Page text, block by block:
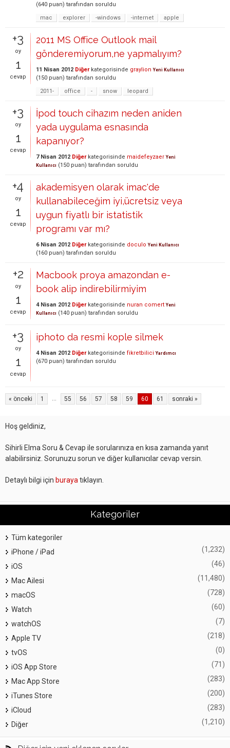
(640 puan) tarafından soruldu
mac
explorer -windows -internet apple
+3
oy
1
cevap
2011 MS Office Outlook mail
gönderemiyorum,ne yapmalıyım?
11 Nisan 2012 Diğerkategorisinde graylion Yeni Kullanıcı
(150 puan) tarafından soruldu
2011-
office - snow leopard
+3
oy
1
cevap
İpod touch cihazım neden aniden
yada uygulama esnasında
kapanıyor?
7 Nisan 2012 Diğerkategorisinde maidefeyzaer Yeni
Kullanıcı (150 puan) tarafından soruldu
+4
oy
1
cevap
akademisyen olarak imac'de
kullanabileceğim iyi,ücretsiz veya
uygun fiyatlı bir istatistik
programı var mı?
6 Nisan 2012 Diğerkategorisinde doculo Yeni Kullanıcı
(160 puan) tarafından soruldu
+2
oy
1
cevap
Macbook proya amazondan e-
book alip indirebilirmiyim
4 Nisan 2012 Diğerkategorisinde nuran comert Yeni
Kullanıcı (140 puan) tarafından soruldu
+3
oy
1
cevap
iphoto da resmi kople silmek
4 Nisan 2012 Diğerkategorisinde fikretbilici Yardımcı
(670 puan) tarafından soruldu
« önceki 1 ... 55 56 57 58 59 60 61 sonraki »
Hoş geldiniz,
Sihirli Elma Soru & Cevap ile sorularınıza en kısa zamanda yanıt
alabilirsiniz. Sorunuzu sorun ve diğer kullanıcılar cevap versin.
Detaylı bilgi için buraya tıklayın.
Kategoriler
Tüm kategoriler
iPhone / iPad
(1,232)
iOS (46)
Mac Ailesi (11,480)
macOS (728)
Watch (60)
watchOS (7)
Apple TV (218)
tvOS (0)
iOS App Store (71)
Mac App Store (283)
iTunes Store (200)
iCloud (283)
Diğer (1,210)